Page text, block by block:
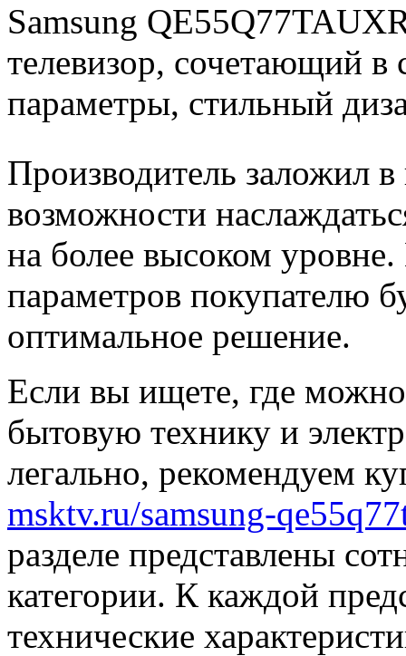
Samsung
телевизор, сочетающий в
параметры, стильный
Производитель заложил
возможности
на более высоком
параметров покупателю
оптимальное решение.
Если вы ищете, где
бытовую технику и
легально, рекомендуем
msktv.ru/samsung-
разделе представлены
категории. К каждой
технические